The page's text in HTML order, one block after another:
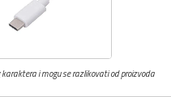
i mogu se razlikovati od proizvoda